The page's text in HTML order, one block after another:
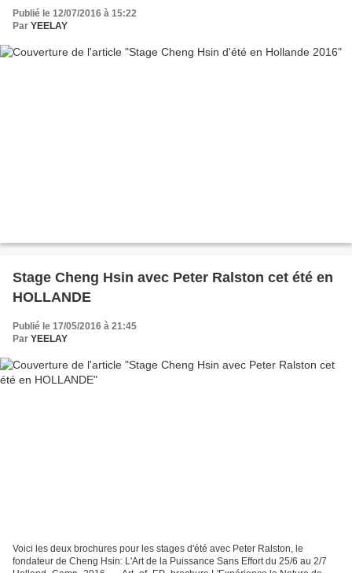
Publié le 12/07/2016 à 15:22
Par YEELAY
Stage Cheng Hsin avec Peter Ralston cet été en
HOLLANDE
Publié le 17/05/2016 à 21:45
Par YEELAY
Voici les deux brochures pour les stages d'été avec Peter Ralston, le
fondateur de Cheng Hsin: L'Art de la Puissance Sans Effort du 25/6 au 2/7